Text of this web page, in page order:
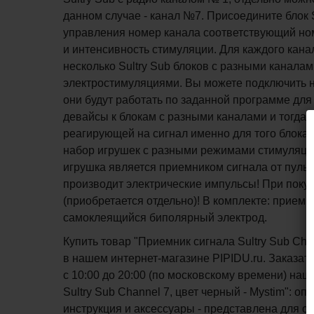
данном случае - канал №7. Присоедините блок
управления номер канала соответствующий
и интенсивность стимуляции. Для каждого
несколько Sultry Sub блоков с разными
электростимуляциями. Вы можете подключить
они будут работать по заданной программе
девайсы к блокам с разными каналами и тогда
реагирующей на сигнал именно для того
набор игрушек с разными режимами
игрушка является приемником сигнала от
производит электрические импульсы! При
(приобретается отдельно)! В комплекте:
самоклеящийся биполярный электрод.
Купить товар "Приемник сигнала Sultry Sub
в нашем интернет-магазине PIPIDU.ru.
с 10:00 до 20:00 (по московскому времени)
Sultry Sub Channel 7, цвет черный - Mystim":
инструкция и аксессуары - представлена для